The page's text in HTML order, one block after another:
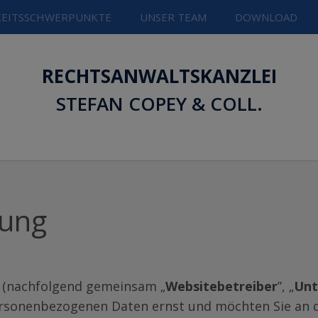
UNSER TEAM DOWNLOAD
RECHTSANWALTSKANZLEI
STEFAN COPEY & COLL.
gemeinsam „Websitebetreiber”, „
Daten ernst und möchten Sie